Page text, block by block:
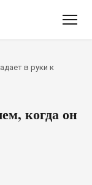
в руки к
когда он